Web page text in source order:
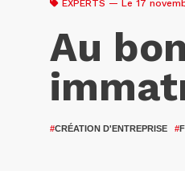
EXPERTS — Le 17
Au
#CRÉATION D'ENTREPRISE #